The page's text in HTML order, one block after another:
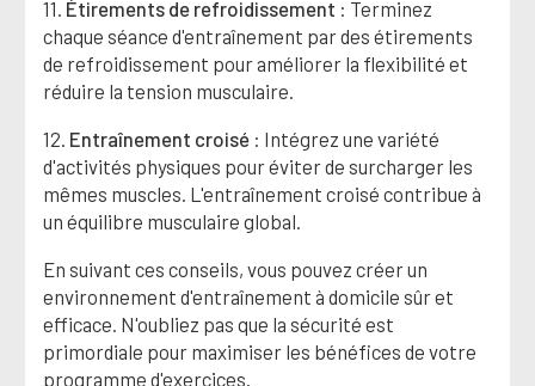
11. Étirements de refroidissement : Terminez
chaque séance d'entraînement par des étirements
de refroidissement pour améliorer la flexibilité et
réduire la tension musculaire.
12. Entraînement croisé: Intégrez une variété
d'activités physiques pour éviter de surcharger les
mêmes muscles. L'entraînement croisé contribue à
un équilibre musculaire global.
En suivant ces conseils, vous pouvez créer un
environnement d'entraînement à domicile sûr et
efficace. N'oubliez pas que la sécurité est
primordiale pour maximiser les bénéfices de votre
programme d'exercices.